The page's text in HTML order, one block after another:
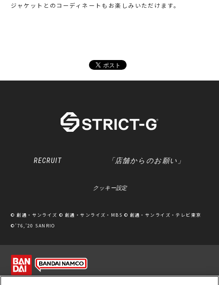
ジャケットとのコーディネートもお楽しみいただけます。
RECRUIT 「店舗からのお願い」
クッキー設定
© 創通・サンライズ © 創通・サンライズ・MBS © 創通・サンライズ・テレビ東京
©’76,’20 SANRIO